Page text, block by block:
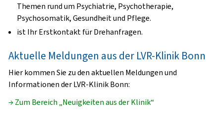
Themen rund um Psychiatrie, Psychotherapie,
Psychosomatik, Gesundheit und Pflege.
ist Ihr Erstkontakt für Drehanfragen.
Aktuelle Meldungen aus der LVR-Klinik Bonn
Hier kommen Sie zu den aktuellen Meldungen und
Informationen der LVR-Klinik Bonn:
→ Zum Bereich „Neuigkeiten aus der Klinik“